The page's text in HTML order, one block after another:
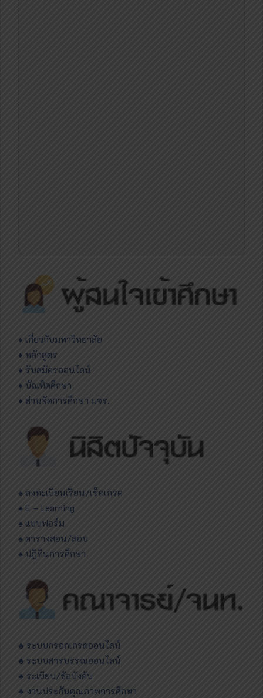
♦ เกี่ยวกับมหาวิทยาลัย
♦ หลักสูตร
♦ รับสมัครออนไลน์
♦ บัณฑิตศึกษา
♦ ส่วนจัดการศึกษา มจร.
♠ ลงทะเบียนเรียน/เช็คเกรด
♠ E – Learning
♠ แบบฟอร์ม
♠ ตารางสอน/สอบ
♠ ปฏิทินการศึกษา
♣ ระบบกรอกเกรดออนไลน์
♣ ระบบสารบรรณออนไลน์
♣ ระเบียบ/ข้อบังคับ
♣ งานประกันคุณภาพการศึกษา